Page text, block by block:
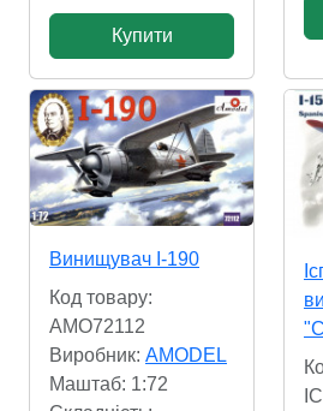
Купити
Винищувач І-190
Код товару:
AMO72112
Виробник: AMODEL
Маштаб: 1:72